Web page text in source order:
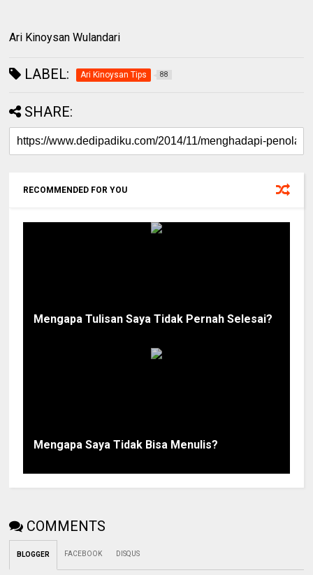
Ari Kinoysan Wulandari
LABEL: Ari Kinoysan Tips 88
SHARE:
RECOMMENDED FOR YOU
Mengapa Tulisan Saya Tidak Pernah Selesai?
Mengapa Saya Tidak Bisa Menulis?
COMMENTS
BLOGGER FACEBOOK DISQUS